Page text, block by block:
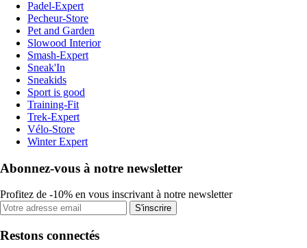
Padel-Expert
Pecheur-Store
Pet and Garden
Slowood Interior
Smash-Expert
Sneak'In
Sneakids
Sport is good
Training-Fit
Trek-Expert
Vélo-Store
Winter Expert
Abonnez-vous à notre newsletter
Profitez de -10% en vous inscrivant à notre newsletter
S'inscrire
Restons connectés